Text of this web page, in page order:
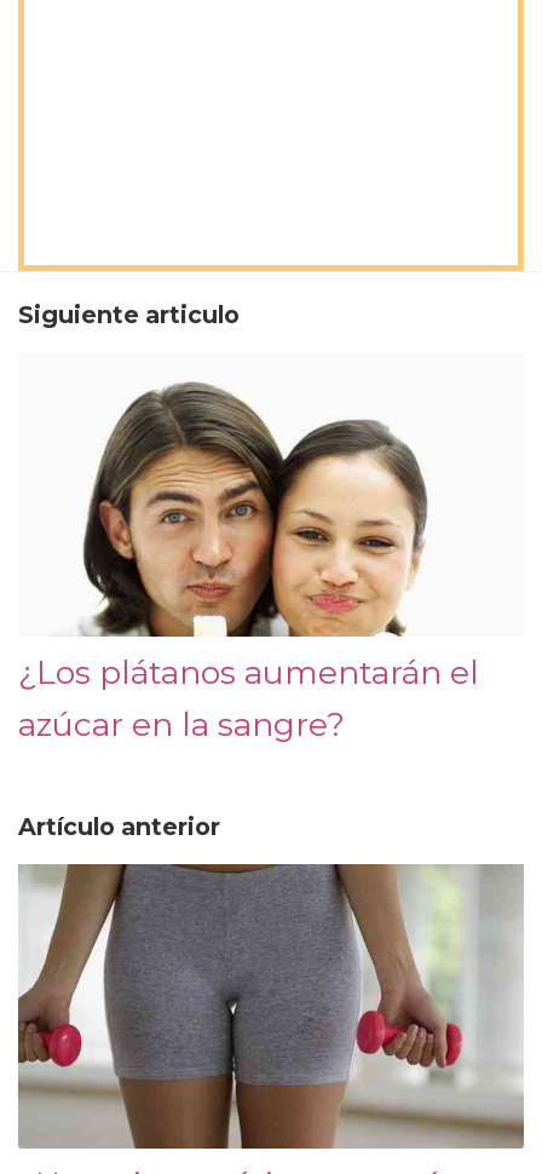
Siguiente articulo
¿Los plátanos aumentarán el
azúcar en la sangre?
Artículo anterior